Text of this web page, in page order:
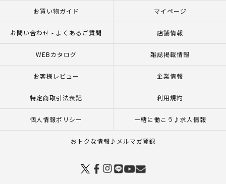
お買い物ガイド マイページ
お問い合わせ - よくあるご質問 店舗情報
WEBカタログ 雑誌掲載情報
お客様レビュー 企業情報
特定商取引法表記 利用規約
個人情報ポリシー 一緒に働こう♪求人情報
おトクな情報♪メルマガ登録